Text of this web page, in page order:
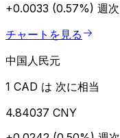
+0.0033 (0.57%) 週次
チャートを見る
中国人民元
1 CAD は 次に相当
4.84037 CNY